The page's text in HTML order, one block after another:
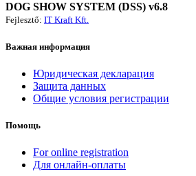
DOG SHOW SYSTEM (DSS) v6.8
Fejlesztő: IT Kraft Kft.
Важная информация
Юридическая декларация
Защита данных
Общие условия регистрации
Помощь
For online registration
Для онлайн-оплаты